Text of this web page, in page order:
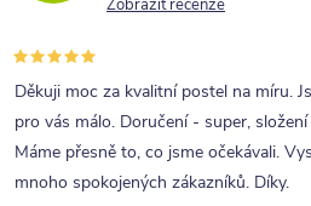
v
ý
p
i
Zobrazit recenze
Děkuji moc za kvalitní postel na míru.
pro vás málo. Doručení - super,
Máme přesně to, co jsme očekávali.
mnoho spokojených zákazníků. Díky.